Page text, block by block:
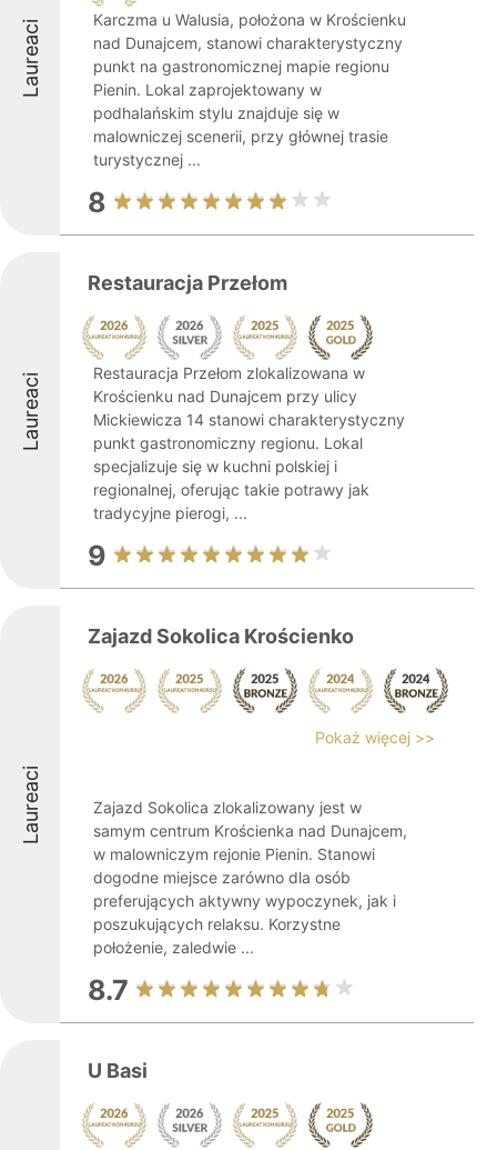
Laureaci
Karczma u Walusia, położona w Krościenku
nad Dunajcem, stanowi charakterystyczny
punkt na gastronomicznej mapie regionu
Pienin. Lokal zaprojektowany w
podhalańskim stylu znajduje się w
malowniczej scenerii, przy głównej trasie
turystycznej ...
8
Laureaci
Restauracja Przełom
Restauracja Przełom zlokalizowana w
Krościenku nad Dunajcem przy ulicy
Mickiewicza 14 stanowi charakterystyczny
punkt gastronomiczny regionu. Lokal
specjalizuje się w kuchni polskiej i
regionalnej, oferując takie potrawy jak
tradycyjne pierogi, ...
9
Laureaci
Zajazd Sokolica Krościenko
Pokaż więcej >>
Zajazd Sokolica zlokalizowany jest w
samym centrum Krościenka nad Dunajcem,
w malowniczym rejonie Pienin. Stanowi
dogodne miejsce zarówno dla osób
preferujących aktywny wypoczynek, jak i
poszukujących relaksu. Korzystne
położenie, zaledwie ...
8.7
U Basi